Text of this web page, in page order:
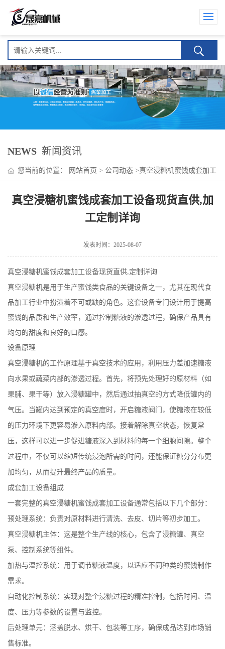
NEWS 新闻资讯
您当前的位置： 网站首页 > 公司动态 >真空浸糖机蜜饯成套加工
真空浸糖机蜜饯成套加工设备现货直供,加
工定制详询
发表时间：2025-08-07
真空浸糖机蜜饯成套加工设备现货直供,定制详询
真空浸糖机是用于生产蜜饯类食品的关键设备之一，尤其在现代食
品加工行业中扮演着不可或缺的角色。这套设备专门设计用于提高
蜜饯的品质和生产效率，通过控制糖液的渗透过程，确保产品具有
均匀的甜度和良好的口感。
设备原理
真空浸糖机的工作原理基于真空技术的应用，利用压力差加速糖液
向水果或蔬菜内部的渗透过程。首先，将预先处理好的原材料（如
果脯、果干等）放入浸糖罐中，然后通过抽真空的方式降低罐内的
气压。当罐内达到预定的真空度时，开启糖液阀门，使糖液在较低
的压力环境下更容易渗入原料内部。接着解除真空状态，恢复常
压，这样可以进一步促进糖液深入到材料的每一个细胞间隙。整个
过程中，不仅可以缩短传统浸泡所需的时间，还能保证糖分分布更
加均匀，从而提升最终产品的质量。
成套加工设备组成
一套完整的真空浸糖机蜜饯成套加工设备通常包括以下几个部分：
预处理系统：负责对原材料进行清洗、去皮、切片等初步加工。
真空浸糖机主体：这是整个生产线的核心，包含了浸糖罐、真空
泵、控制系统等组件。
加热与温控系统：用于调节糖液温度，以适应不同种类的蜜饯制作
需求。
自动化控制系统：实现对整个浸糖过程的精准控制，包括时间、温
度、压力等参数的设置与监控。
后处理单元：涵盖脱水、烘干、包装等工序，确保成品达到市场销
售标准。